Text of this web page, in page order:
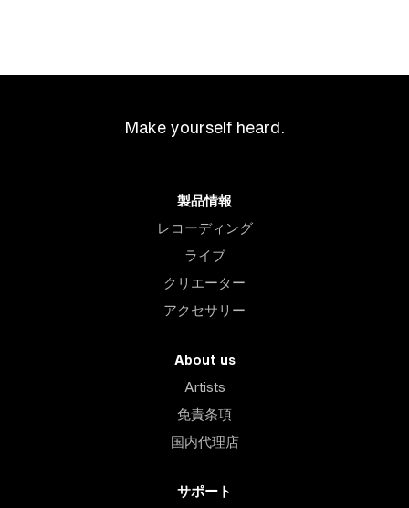
Make yourself heard.
製品情報
レコーディング
ライブ
クリエーター
アクセサリー
About us
Artists
免責条項
国内代理店
サポート